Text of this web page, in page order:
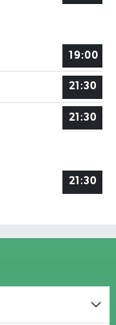
19:00
21:30
21:30
21:30